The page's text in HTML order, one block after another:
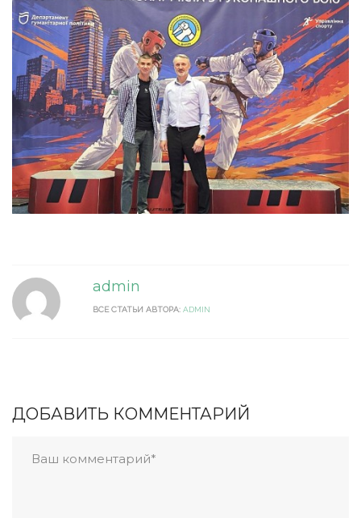
admin
ВСЕ СТАТЬИ АВТОРА: ADMIN
ДОБАВИТЬ КОММЕНТАРИЙ